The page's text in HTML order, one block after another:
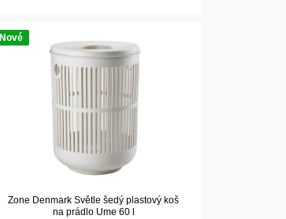
Nové
Zone Denmark Světle šedý plastový koš
na prádlo Ume 60 l